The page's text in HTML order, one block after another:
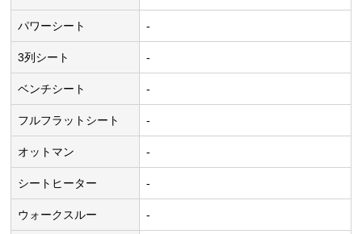
パワーシート -
3列シート -
ベンチシート -
フルフラットシート -
オットマン -
シートヒーター -
ウォークスルー -